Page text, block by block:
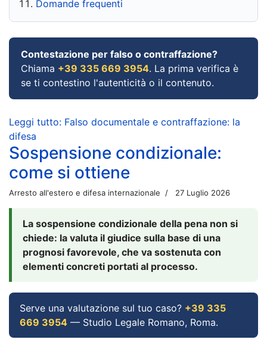
Domande frequenti
Contestazione per falso o contraffazione?
Chiama +39 335 669 3954. La prima verifica è
se ti contestino l'autenticità o il contenuto.
Leggi tutto: Falso documentale e contraffazione: la
difesa
Sospensione condizionale:
come si ottiene
Arresto all'estero e difesa internazionale 27 Luglio 2026
La sospensione condizionale della pena non si
chiede: la valuta il giudice sulla base di una
prognosi favorevole, che va sostenuta con
elementi concreti portati al processo.
Serve una valutazione sul tuo caso? +39 335
669 3954 — Studio Legale Romano, Roma.